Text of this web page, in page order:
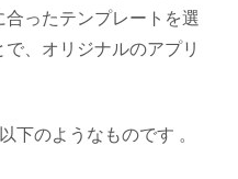
ったテンプレートを選
、オリジナルのアプリ
のようなものです 。